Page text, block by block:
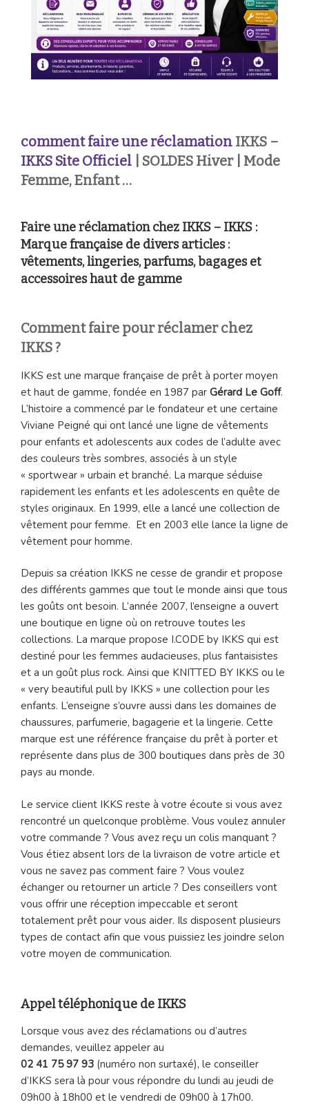
comment faire une réclamation IKKS –
IKKS Site Officiel | SOLDES Hiver | Mode
Femme, Enfant …
Faire une réclamation chez IKKS – IKKS :
Marque française de divers articles :
vêtements, lingeries, parfums, bagages et
accessoires haut de gamme
Comment faire pour réclamer chez
IKKS ?
IKKS est une marque française de prêt à porter moyen
et haut de gamme, fondée en 1987 par Gérard Le Goff.
L’histoire a commencé par le fondateur et une certaine
Viviane Peigné qui ont lancé une ligne de vêtements
pour enfants et adolescents aux codes de l’adulte avec
des couleurs très sombres, associés à un style
« sportwear » urbain et branché. La marque séduise
rapidement les enfants et les adolescents en quête de
styles originaux. En 1999, elle a lancé une collection de
vêtement pour femme. Et en 2003 elle lance la ligne de
vêtement pour homme.
Depuis sa création IKKS ne cesse de grandir et propose
des différents gammes que tout le monde ainsi que tous
les goûts ont besoin. L’année 2007, l’enseigne a ouvert
une boutique en ligne où on retrouve toutes les
collections. La marque propose I.CODE by IKKS qui est
destiné pour les femmes audacieuses, plus fantaisistes
et a un goût plus rock. Ainsi que KNITTED BY IKKS ou le
« very beautiful pull by IKKS » une collection pour les
enfants. L’enseigne s’ouvre aussi dans les domaines de
chaussures, parfumerie, bagagerie et la lingerie. Cette
marque est une référence française du prêt à porter et
représente dans plus de 300 boutiques dans près de 30
pays au monde.
Le service client IKKS reste à votre écoute si vous avez
rencontré un quelconque problème. Vous voulez annuler
votre commande ? Vous avez reçu un colis manquant ?
Vous étiez absent lors de la livraison de votre article et
vous ne savez pas comment faire ? Vous voulez
échanger ou retourner un article ? Des conseillers vont
vous offrir une réception impeccable et seront
totalement prêt pour vous aider. Ils disposent plusieurs
types de contact afin que vous puissiez les joindre selon
votre moyen de communication.
Appel téléphonique de IKKS
Lorsque vous avez des réclamations ou d’autres
demandes, veuillez appeler au
02 41 75 97 93 (numéro non surtaxé), le conseiller
d’IKKS sera là pour vous répondre du lundi au jeudi de
09h00 à 18h00 et le vendredi de 09h00 à 17h00.